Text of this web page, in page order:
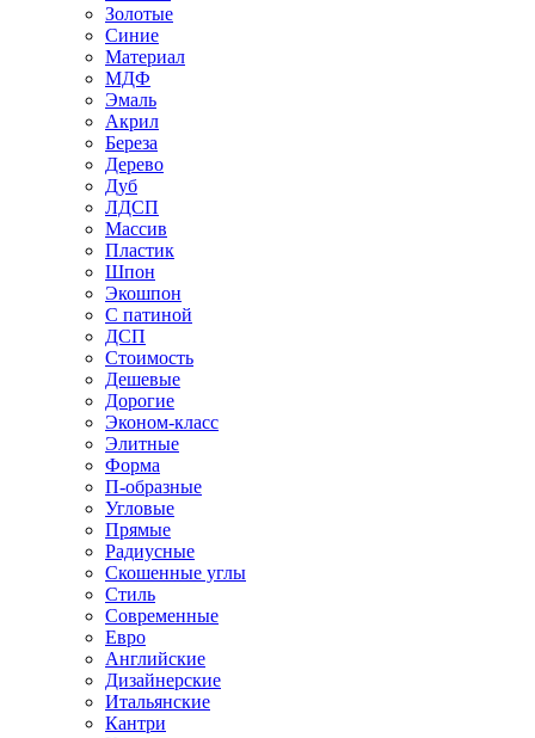
Золотые
Синие
Материал
МДФ
Эмаль
Акрил
Береза
Дерево
Дуб
ЛДСП
Массив
Пластик
Шпон
Экошпон
С патиной
ДСП
Стоимость
Дешевые
Дорогие
Эконом-класс
Элитные
Форма
П-образные
Угловые
Прямые
Радиусные
Скошенные углы
Стиль
Современные
Евро
Английские
Дизайнерские
Итальянские
Кантри